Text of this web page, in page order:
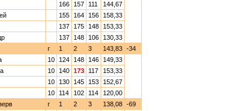
166 157 111
144,67
155 164 156
158,33
137 175 148
153,33
137 148 106
130,33
г 1 2 3 143,83 -34
10 124 148 146
149,33
10 140 173 117
153,33
10 130 145 153
152,67
10 114 102 114
120,00
г 1 2 3 138,08 -69